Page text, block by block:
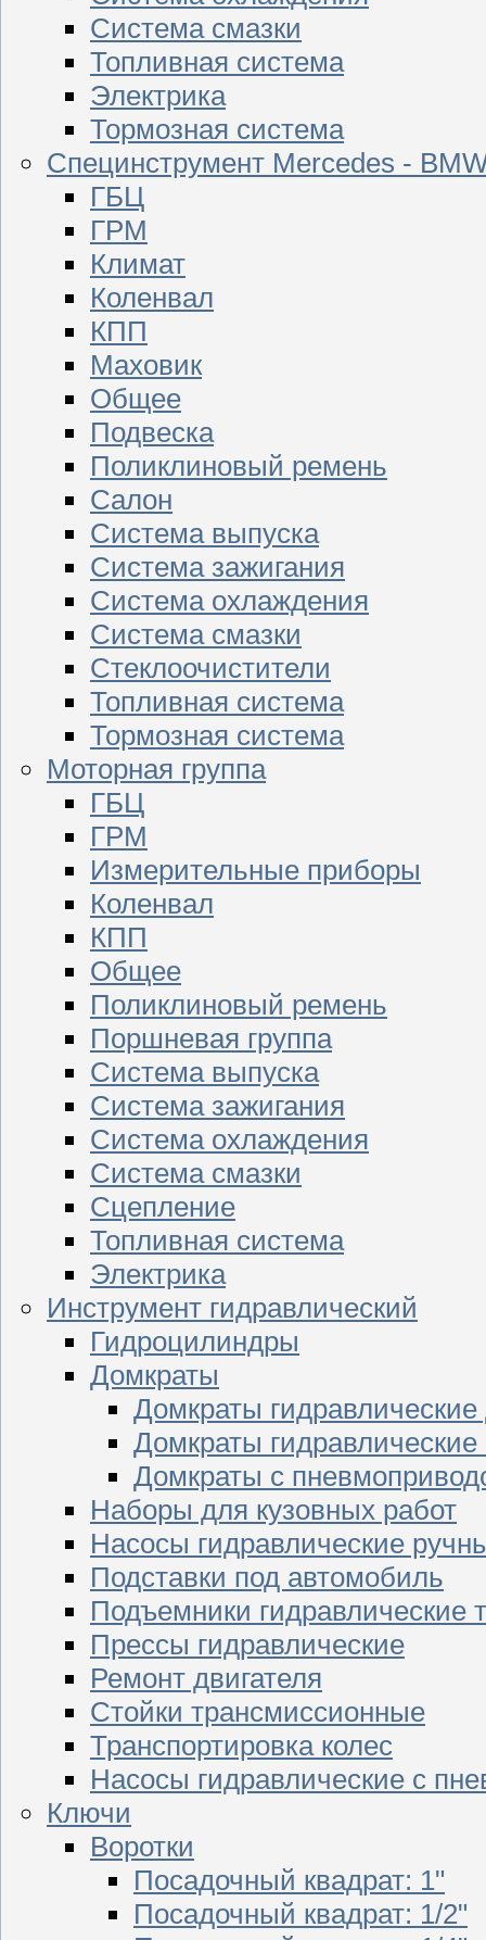
Система смазки
Топливная система
Электрика
Тормозная система
Специнструмент Mercedes -
ГБЦ
ГРМ
Климат
Коленвал
КПП
Маховик
Общее
Подвеска
Поликлиновый ремень
Салон
Система выпуска
Система зажигания
Система охлаждения
Система смазки
Стеклоочистители
Топливная система
Тормозная система
Моторная группа
ГБЦ
ГРМ
Измерительные приборы
Коленвал
КПП
Общее
Поликлиновый ремень
Поршневая группа
Система выпуска
Система зажигания
Система охлаждения
Система смазки
Сцепление
Топливная система
Электрика
Инструмент гидравлический
Гидроцилиндры
Домкраты
Домкраты
Домкраты гидравлические
Домкраты с
Наборы для кузовных работ
Насосы гидравлические
Подставки под автомобиль
Подъемники гидравлические
Прессы гидравлические
Ремонт двигателя
Стойки трансмиссионные
Транспортировка колес
Насосы гидравлические с
Ключи
Воротки
Посадочный квадрат: 1"
Посадочный квадрат: 1/2"